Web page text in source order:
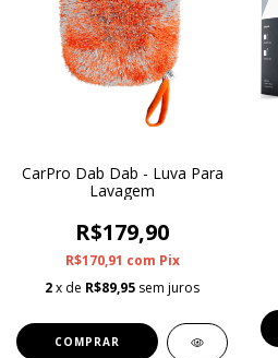
CarPro Dab Dab - Luva Para
Lavagem
R$179,90
R$170,91 com Pix
2x de R$89,95 sem juros